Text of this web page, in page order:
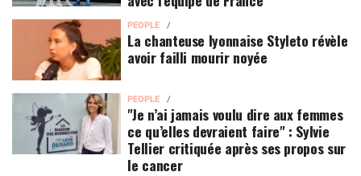
PEOPLE
La chanteuse lyonnaise Styleto révèle
avoir failli mourir noyée
PEOPLE
"Je n’ai jamais voulu dire aux femmes
ce qu’elles devraient faire" : Sylvie
Tellier critiquée après ses propos sur
le cancer